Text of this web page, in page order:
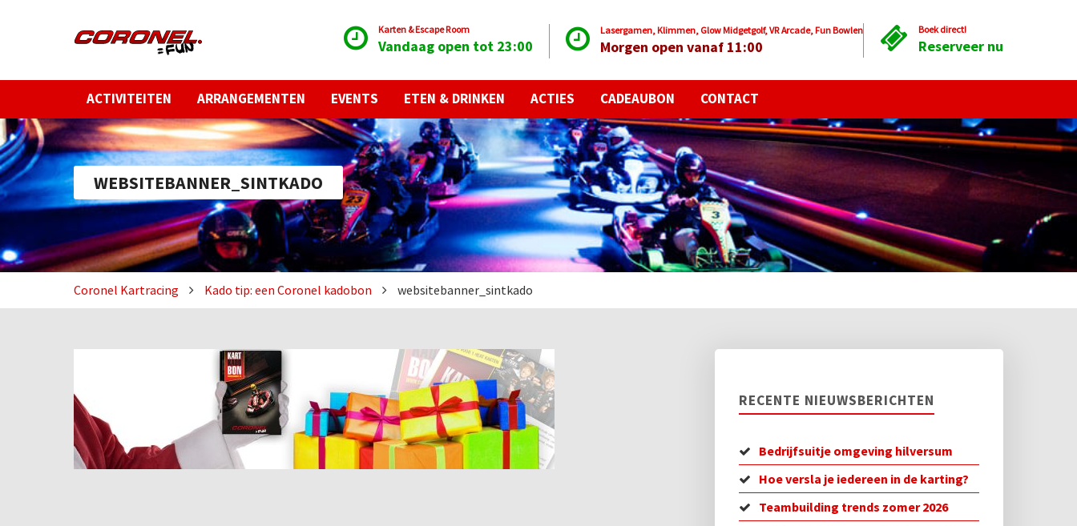
Karten & Escape Room
Vandaag open tot 23:00
Lasergamen, Klimmen, Glow Midgetgolf, VR Arcade, Fun Bowlen
Morgen open vanaf 11:00
Boek direct!
Reserveer nu
ACTIVITEITEN ARRANGEMENTEN EVENTS ETEN & DRINKEN ACTIES CADEAUBON CONTACT
WEBSITEBANNER_SINTKADO
Coronel Kartracing Kado tip: een Coronel kadobon websitebanner_sintkado
RECENTE NIEUWSBERICHTEN
Bedrijfsuitje omgeving hilversum
Hoe versla je iedereen in de karting?
Teambuilding trends zomer 2026